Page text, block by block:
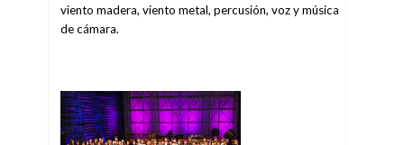
viento madera, viento metal, percusión, voz y música
de cámara.